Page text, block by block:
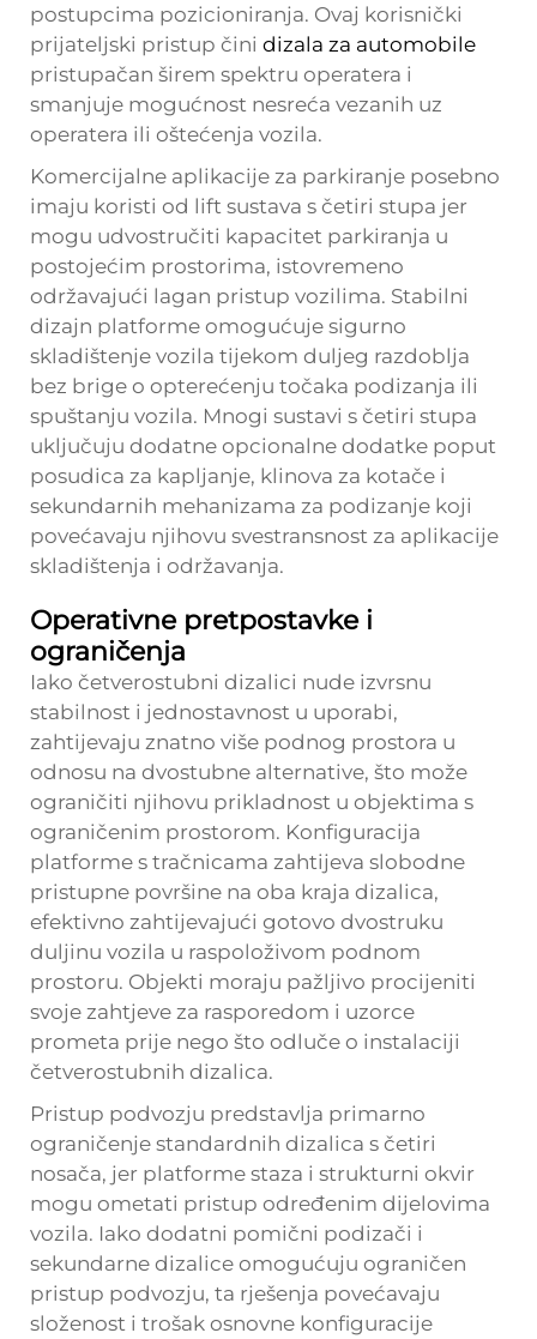
postupcima pozicioniranja. Ovaj korisnički
prijateljski pristup čini dizala za automobile
pristupačan širem spektru operatera i
smanjuje mogućnost nesreća vezanih uz
operatera ili oštećenja vozila.
Komercijalne aplikacije za parkiranje posebno
imaju koristi od lift sustava s četiri stupa jer
mogu udvostručiti kapacitet parkiranja u
postojećim prostorima, istovremeno
održavajući lagan pristup vozilima. Stabilni
dizajn platforme omogućuje sigurno
skladištenje vozila tijekom duljeg razdoblja
bez brige o opterećenju točaka podizanja ili
spuštanju vozila. Mnogi sustavi s četiri stupa
uključuju dodatne opcionalne dodatke poput
posudica za kapljanje, klinova za kotače i
sekundarnih mehanizama za podizanje koji
povećavaju njihovu svestransnost za aplikacije
skladištenja i održavanja.
Operativne pretpostavke i
ograničenja
Iako četverostubni dizalici nude izvrsnu
stabilnost i jednostavnost u uporabi,
zahtijevaju znatno više podnog prostora u
odnosu na dvostubne alternative, što može
ograničiti njihovu prikladnost u objektima s
ograničenim prostorom. Konfiguracija
platforme s tračnicama zahtijeva slobodne
pristupne površine na oba kraja dizalica,
efektivno zahtijevajući gotovo dvostruku
duljinu vozila u raspoloživom podnom
prostoru. Objekti moraju pažljivo procijeniti
svoje zahtjeve za rasporedom i uzorce
prometa prije nego što odluče o instalaciji
četverostubnih dizalica.
Pristup podvozju predstavlja primarno
ograničenje standardnih dizalica s četiri
nosača, jer platforme staza i strukturni okvir
mogu ometati pristup određenim dijelovima
vozila. Iako dodatni pomični podizači i
sekundarne dizalice omogućuju ograničen
pristup podvozju, ta rješenja povećavaju
složenost i trošak osnovne konfiguracije